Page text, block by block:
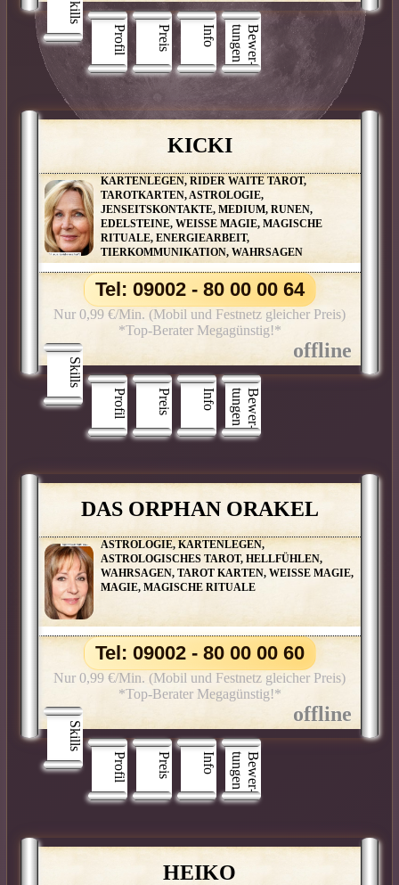
Skills
Profil
Preis Info B
e
w
e
r
­
t
u
n
g
e
n
KICKI
KARTENLEGEN, RIDER WAITE TAROT,
TAROTKARTEN, ASTROLOGIE,
JENSEITSKONTAKTE, MEDIUM, RUNEN,
EDELSTEINE, WEISSE MAGIE, MAGISCHE
RITUALE, ENERGIEARBEIT,
TIERKOMMUNIKATION, WAHRSAGEN
Skills
Profil
Preis Info B
e
w
e
r
­
t
u
n
g
e
n
Tel: 09002 - 80 00 00 64
Nur 0,99 €/Min. (Mobil und Festnetz gleicher Preis)
*Top-Berater Megagünstig!*
DAS ORPHAN ORAKEL
ASTROLOGIE, KARTENLEGEN,
ASTROLOGISCHES TAROT, HELLFÜHLEN,
WAHRSAGEN, TAROT KARTEN, WEISSE MAGIE,
MAGIE, MAGISCHE RITUALE
Skills
Profil
Preis Info B
e
w
e
r
­
t
u
n
g
e
n
Tel: 09002 - 80 00 00 60
Nur 0,99 €/Min. (Mobil und Festnetz gleicher Preis)
*Top-Berater Megagünstig!*
HEIKO